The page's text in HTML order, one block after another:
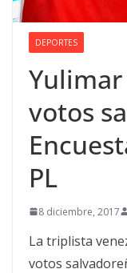
DEPORTES
Yulimar
votos
PL
8 diciembre, 2017
La triplista
votos